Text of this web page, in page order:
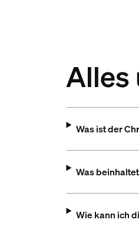
Alles
Was ist der
Was
Wie kann ich